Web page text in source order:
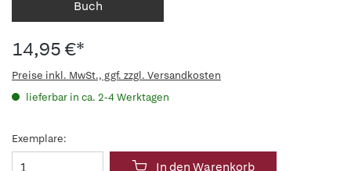
Buch
14,95 €*
Preise inkl. MwSt., ggf. zzgl. Versandkosten
lieferbar in ca. 2-4 Werktagen
Exemplare:
In den Warenkorb